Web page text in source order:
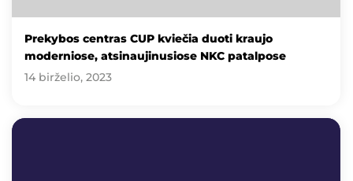
Prekybos centras CUP kviečia duoti kraujo
moderniose, atsinaujinusiose NKC patalpose
14 birželio, 2023